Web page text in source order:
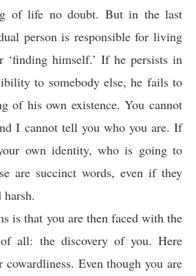
of life no doubt. But in the last
person is responsible for living
himself.’ If he persists in
to somebody else, he fails to
of his own existence. You cannot
I cannot tell you who you are. If
own identity, who is going to
are succinct words, even if they
is that you are then faced with the
of all: the discovery of you. Here
Even though you are